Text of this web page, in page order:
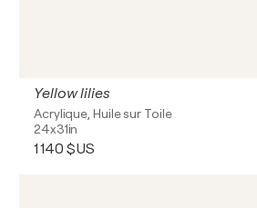
Yellow lilies
Acrylique, Huile sur Toile
24x31in
1 140 $US